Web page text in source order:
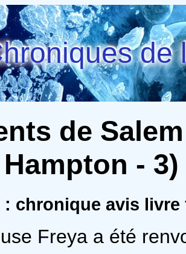
de
de
-
: chronique avis
Freya a été